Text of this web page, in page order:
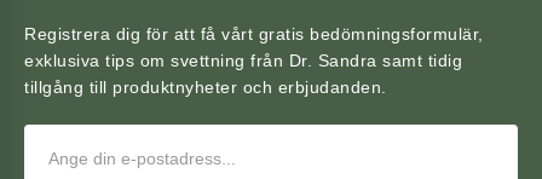
Registrera dig för att få vårt gratis bedömningsformulär,
exklusiva tips om svettning från Dr. Sandra samt tidig
tillgång till produktnyheter och erbjudanden.